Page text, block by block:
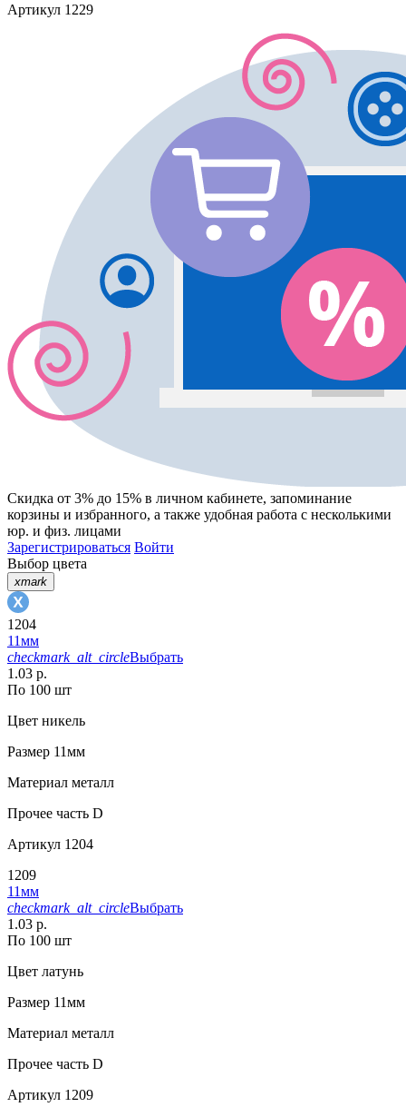
Артикул 1229
Скидка от 3% до 15% в личном кабинете, запоминание
корзины и избранного, а также удобная работа с несколькими
юр. и физ. лицами
Зарегистрироваться Войти
Выбор цвета
xmark
1204
11мм
checkmark_alt_circleВыбрать
1.03 р.
По 100 шт
Цвет никель
Размер 11мм
Материал металл
Прочее часть D
Артикул 1204
1209
11мм
checkmark_alt_circleВыбрать
1.03 р.
По 100 шт
Цвет латунь
Размер 11мм
Материал металл
Прочее часть D
Артикул 1209